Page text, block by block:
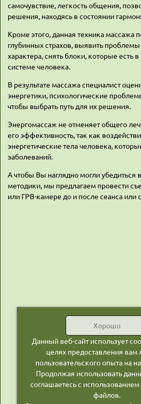
самочувствие, легкость общения,
решения, находясь в состоянии
Кроме этого, данная техника массажа
глубинных страхов, выявить
характера, снять блоки, которые есть
системе человека.
В результате массажа специалист
энергетики, психологические
чтобы выбрать путь для их решения.
Энергомассаж не отменяет общего
его эффективность, так как
энергетические тела человека,
заболеваний.
А чтобы Вы наглядно могли убедиться
методики, мы предлагаем провести
или ГРВ-камере до и после сеанса или
Хорошо
Данный веб-сайт использует
целях предоставления вам
пользовательского опыта на
Продолжая использовать
соглашаетесь с
файлов.